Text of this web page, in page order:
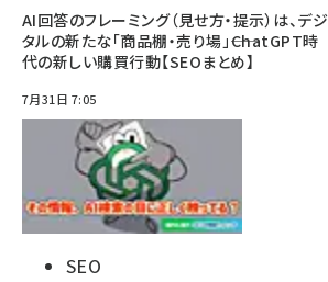
AI回答のフレーミング（見せ方・提示）は、デジ
タルの新たな「商品棚・売り場」――ChatGPT時
代の新しい購買行動【SEOまとめ】
7月31日 7:05
SEO